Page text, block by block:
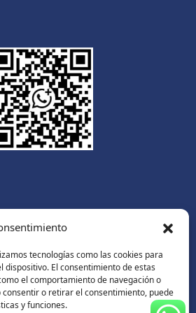
tecnologías como las cookies para
El consentimiento de estas
el comportamiento de navegación o
o retirar el consentimiento, puede
y funciones.